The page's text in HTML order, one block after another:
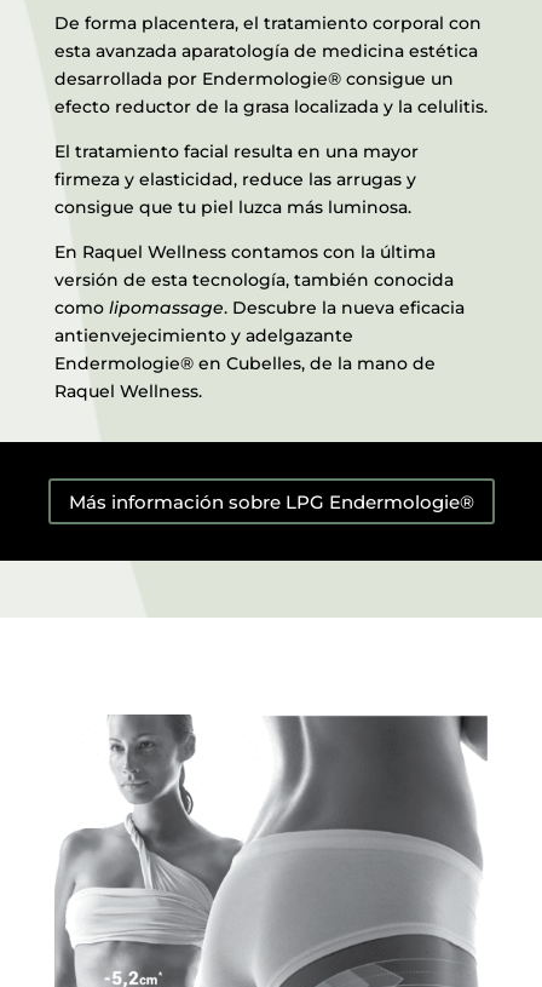
De forma placentera, el tratamiento corporal con
esta avanzada aparatología de medicina estética
desarrollada por Endermologie® consigue un
efecto reductor de la grasa localizada y la celulitis.
El tratamiento facial resulta en una mayor
firmeza y elasticidad, reduce las arrugas y
consigue que tu piel luzca más luminosa.
En Raquel Wellness contamos con la última
versión de esta tecnología, también conocida
como lipomassage. Descubre la nueva eficacia
antienvejecimiento y adelgazante
Endermologie® en Cubelles, de la mano de
Raquel Wellness.
Más información sobre LPG Endermologie®